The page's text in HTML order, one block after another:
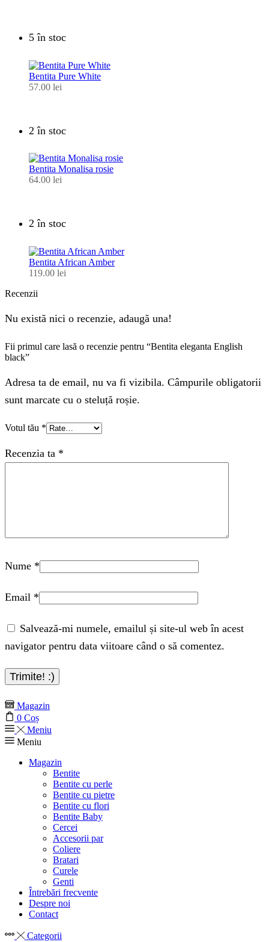
5 în stoc
Bentita Pure White
57.00 lei
2 în stoc
Bentita Monalisa rosie
64.00 lei
2 în stoc
Bentita African Amber
119.00 lei
Recenzii
Nu există nici o recenzie, adaugă una!
Fii primul care lasă o recenzie pentru “Bentita eleganta English
black”
Adresa ta de email, nu va fi vizibila. Câmpurile obligatorii
sunt marcate cu o steluță roșie.
Votul tău *
Recenzia ta *
Nume *
Email *
Salvează-mi numele, emailul și site-ul web în acest
navigator pentru data viitoare când o să comentez.
Magazin
0 Coș
Meniu
Meniu
Magazin
Bentite
Bentite cu perle
Bentite cu pietre
Bentite cu flori
Bentite Baby
Cercei
Accesorii par
Coliere
Bratari
Curele
Genti
Întrebări frecvente
Despre noi
Contact
Categorii